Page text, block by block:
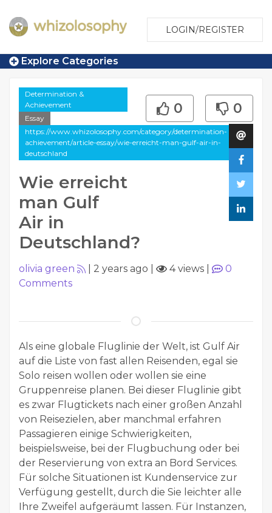
LOGIN/REGISTER
Explore Categories
Determination &
Achievement
Essay
https://www.whizolosophy.com/category/determination-
achievement/article-essay/wie-erreicht-man-gulf-air-in-
deutschland
Wie erreicht
man Gulf
Air in
Deutschland?
0 0
olivia green 2 years ago 4 views
0
Comments
Als eine globale Fluglinie der Welt, ist Gulf Air
auf die Liste von fast allen Reisenden, egal sie
Solo reisen wollen oder wollen sie eine
Gruppenreise planen. Bei dieser Fluglinie gibt
es zwar Flugtickets nach einer großen Anzahl
von Reisezielen, aber manchmal erfahren
Passagieren einige Schwierigkeiten,
beispielsweise, bei der Flugbuchung oder bei
der Reservierung von extra an Bord Services.
Für solche Situationen ist Kundenservice zur
Verfügung gestellt, durch die Sie leichter alle
Ihre Zweifel aufgeräumt lassen. Für Instanzen,